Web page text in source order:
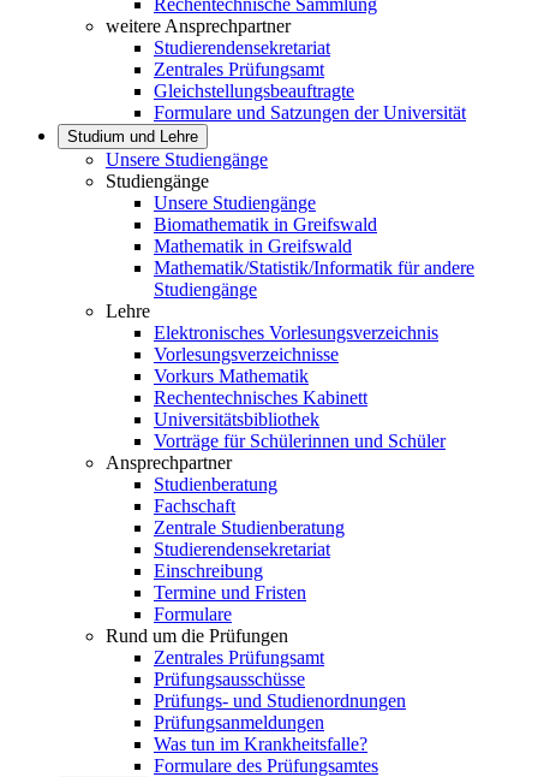
Rechentechnische Sammlung
weitere Ansprechpartner
Studierendensekretariat
Zentrales Prüfungsamt
Gleichstellungsbeauftragte
Formulare und Satzungen der Universität
Studium und Lehre
Unsere Studiengänge
Studiengänge
Unsere Studiengänge
Biomathematik in Greifswald
Mathematik in Greifswald
Mathematik/Statistik/Informatik für andere
Studiengänge
Lehre
Elektronisches Vorlesungsverzeichnis
Vorlesungsverzeichnisse
Vorkurs Mathematik
Rechentechnisches Kabinett
Universitätsbibliothek
Vorträge für Schülerinnen und Schüler
Ansprechpartner
Studienberatung
Fachschaft
Zentrale Studienberatung
Studierendensekretariat
Einschreibung
Termine und Fristen
Formulare
Rund um die Prüfungen
Zentrales Prüfungsamt
Prüfungsausschüsse
Prüfungs- und Studienordnungen
Prüfungsanmeldungen
Was tun im Krankheitsfalle?
Formulare des Prüfungsamtes